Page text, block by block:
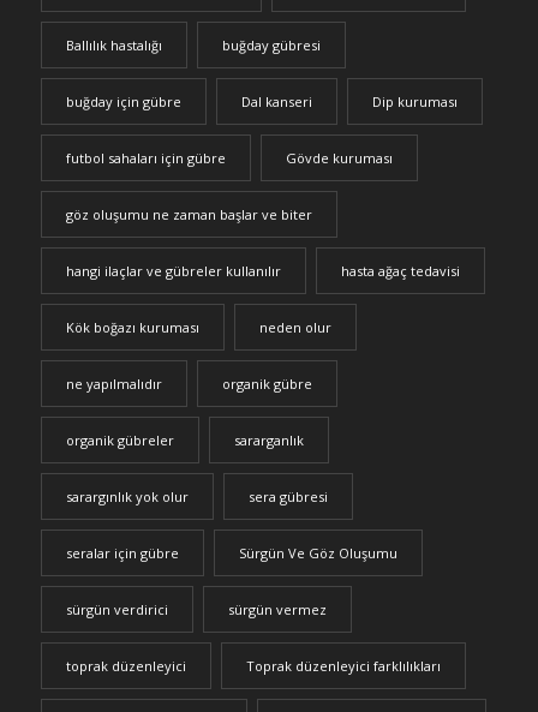
Ballılık hastalığı buğday gübresi
buğday için gübre Dal kanseri Dip kuruması
futbol sahaları için gübre Gövde kuruması
göz oluşumu ne zaman başlar ve biter
hangi ilaçlar ve gübreler kullanılır hasta ağaç tedavisi
Kök boğazı kuruması neden olur
ne yapılmalıdır organik gübre
organik gübreler sararganlık
sarargınlık yok olur sera gübresi
seralar için gübre Sürgün Ve Göz Oluşumu
sürgün verdirici sürgün vermez
toprak düzenleyici Toprak düzenleyici farklılıkları